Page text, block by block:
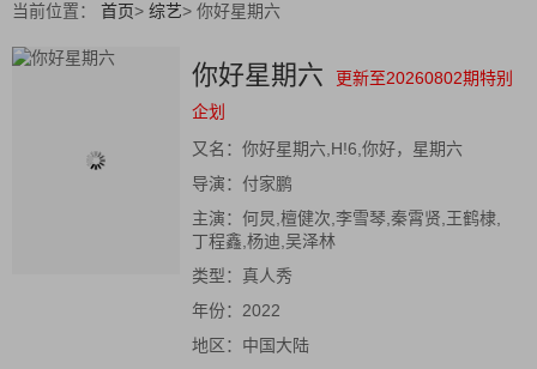
当前位置： 首页> 综艺> 你好星期六
你好星期六
更新至20260802期特别
企划
又名： 你好星期六,H!6,你好，星期六
导演： 付家鹏
主演： 何炅,檀健次,李雪琴,秦霄贤,王鹤棣,
丁程鑫,杨迪,吴泽林
类型： 真人秀
年份： 2022
地区： 中国大陆